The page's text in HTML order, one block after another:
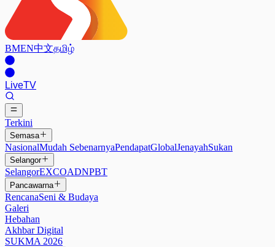
BMEN中文தமிழ்
LiveTV
Terkini
Semasa
NasionalMudah SebenarnyaPendapatGlobalJenayahSukan
Selangor
SelangorEXCOADNPBT
Pancawarna
RencanaSeni & Budaya
Galeri
Hebahan
Akhbar Digital
SUKMA 2026